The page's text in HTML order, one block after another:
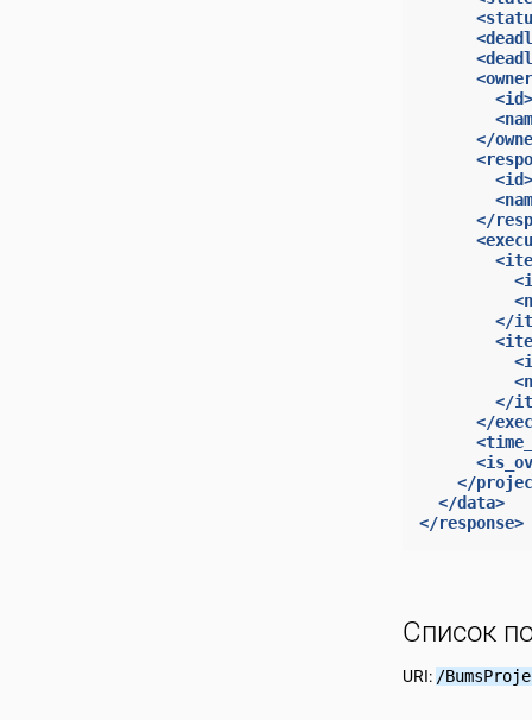
<id>
</
<id>
</
</
</
</
</
</data>
</response>
Список
URI: /